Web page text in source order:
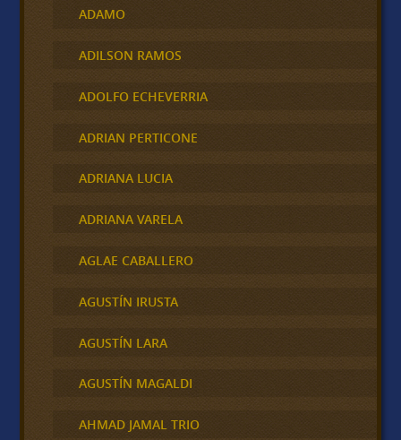
ADAMO
ADILSON RAMOS
ADOLFO ECHEVERRIA
ADRIAN PERTICONE
ADRIANA LUCIA
ADRIANA VARELA
AGLAE CABALLERO
AGUSTÍN IRUSTA
AGUSTÍN LARA
AGUSTÍN MAGALDI
AHMAD JAMAL TRIO